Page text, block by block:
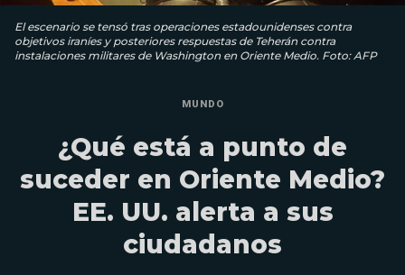
El escenario se tensó tras operaciones estadounidenses contra
objetivos iraníes y posteriores respuestas de Teherán contra
instalaciones militares de Washington en Oriente Medio. Foto: AFP
MUNDO
¿Qué está a punto de
suceder en Oriente Medio?
EE. UU. alerta a sus
ciudadanos